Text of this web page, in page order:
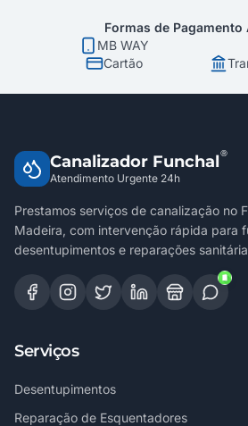
Formas de Pagamento
MB WAY
Cartão
Canalizador Funchal®
Atendimento Urgente 24h
Prestamos serviços de canalização no
Madeira, com intervenção rápida para
desentupimentos e reparações
Serviços
Desentupimentos
Reparação de Esquentadores